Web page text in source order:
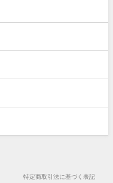
特定商取引法に基づく表記